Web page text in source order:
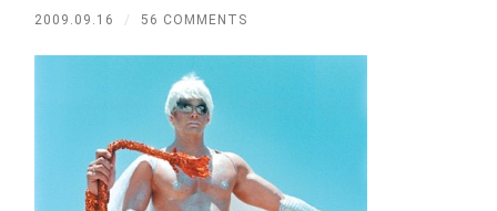
2009.09.16 / 56 COMMENTS